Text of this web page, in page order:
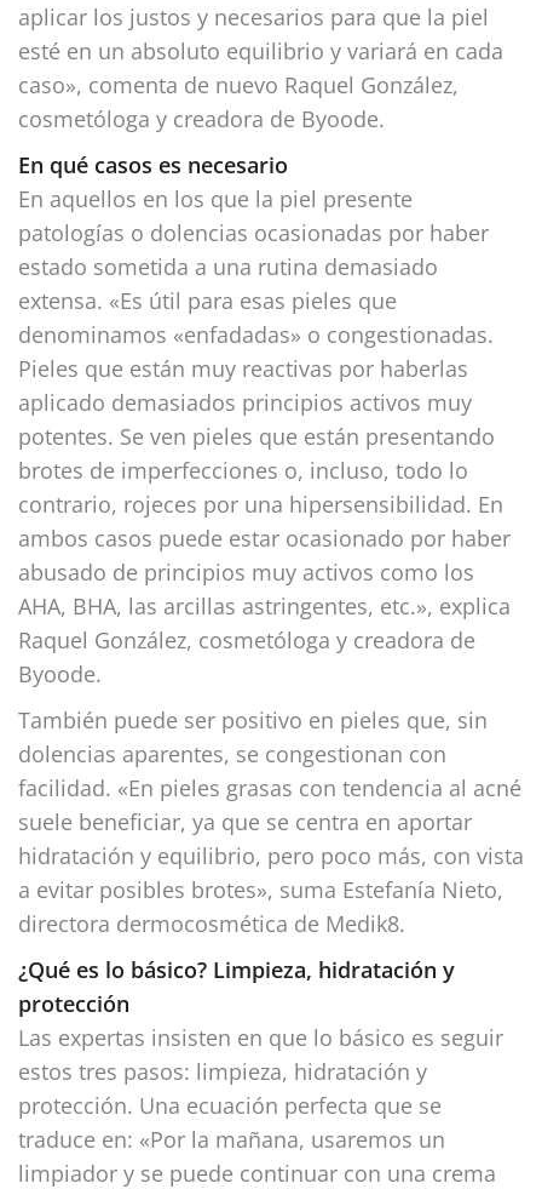
aplicar los justos y necesarios para que la piel
esté en un absoluto equilibrio y variará en cada
caso», comenta de nuevo Raquel González,
cosmetóloga y creadora de Byoode.
En qué casos es necesario
En aquellos en los que la piel presente
patologías o dolencias ocasionadas por haber
estado sometida a una rutina demasiado
extensa. «Es útil para esas pieles que
denominamos «enfadadas» o congestionadas.
Pieles que están muy reactivas por haberlas
aplicado demasiados principios activos muy
potentes. Se ven pieles que están presentando
brotes de imperfecciones o, incluso, todo lo
contrario, rojeces por una hipersensibilidad. En
ambos casos puede estar ocasionado por haber
abusado de principios muy activos como los
AHA, BHA, las arcillas astringentes, etc.», explica
Raquel González, cosmetóloga y creadora de
Byoode.
También puede ser positivo en pieles que, sin
dolencias aparentes, se congestionan con
facilidad. «En pieles grasas con tendencia al acné
suele beneficiar, ya que se centra en aportar
hidratación y equilibrio, pero poco más, con vista
a evitar posibles brotes», suma Estefanía Nieto,
directora dermocosmética de Medik8.
¿Qué es lo básico? Limpieza, hidratación y
protección
Las expertas insisten en que lo básico es seguir
estos tres pasos: limpieza, hidratación y
protección. Una ecuación perfecta que se
traduce en: «Por la mañana, usaremos un
limpiador y se puede continuar con una crema